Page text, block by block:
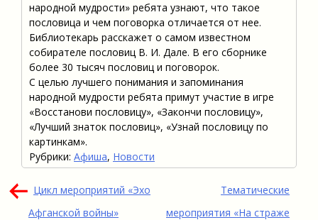
народной мудрости» ребята узнают, что такое
пословица и чем поговорка отличается от нее.
Библиотекарь расскажет о самом известном
собирателе пословиц В. И. Дале. В его сборнике
более 30 тысяч пословиц и поговорок.
С целью лучшего понимания и запоминания
народной мудрости ребята примут участие в игре
«Восстанови пословицу», «Закончи пословицу»,
«Лучший знаток пословиц», «Узнай пословицу по
картинкам».
Рубрики: Афиша, Новости
Навигация
по
Цикл мероприятий «Эхо
Афганской войны»
Тематические
мероприятия «На страже